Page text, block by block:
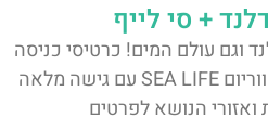
+ סי לייף
וגם עולם המים! כרטיסי כניסה
לפארק גארדהלנד וגם לאקווריום SEA LIFE עם גישה מלאה
הנושא לפרטים